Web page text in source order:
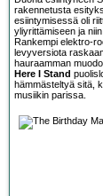
rakennetusta
esiintymisessä oli
yliyrittämiseen ja
Rankempi elektro-
levyversiota
hauraamman
Here I Stand
hämmästeltyä sitä,
musiikin parissa.